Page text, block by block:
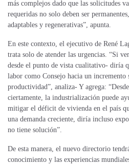
más complejos dado que las solicitudes
requeridas no solo deben ser
adaptables y regenerativas”, apunta.
En este contexto, el ejecutivo de René
trata solo de atender las urgencias. “Si
desde el punto de vista cualitativo- diría
labor como Consejo hacia un incremento
productividad”, analiza- Y agrega:
ciertamente, la industrialización puede
mitigar el déficit de vivienda en el país
una demanda creciente, diría incluso
no tiene solución”.
De esta manera, el nuevo directorio
conocimiento y las experiencias